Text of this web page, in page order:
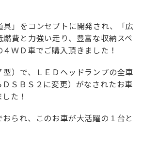
」をコンセプトに開発され、「広
費と力強い走り、豊富な収納スペ
ＷＤ車でご購入頂きました！
）で、ＬＥＤヘッドランプの全車
ＳＢＳ２に変更）がなされたお車
た！
られ、このお車が大活躍の１台と